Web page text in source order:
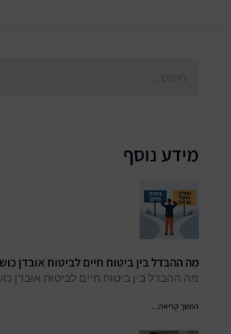
מידע נוסף
מה ההבדל בין ביטוח חיים לביטוח אובדן
מה ההבדל בין ביטוח חיים לביטוח אובדן
המשך קריאה...